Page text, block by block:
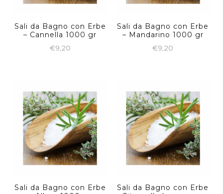
Sali da Bagno con Erbe
– Cannella 1000 gr
€9,20
Sali da Bagno con Erbe
– Mandarino 1000 gr
€9,20
Sali da Bagno con Erbe
Sali da Bagno con Erbe